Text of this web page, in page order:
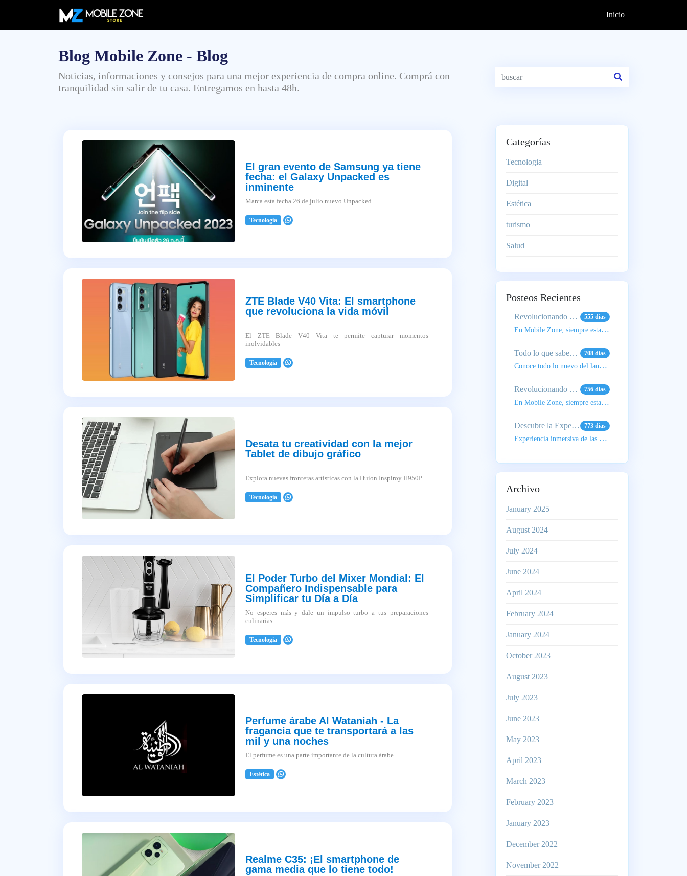
Inicio
Blog Mobile Zone - Blog
Noticias, informaciones y consejos para una mejor experiencia de compra online. Comprá con
tranquilidad sin salir de tu casa. Entregamos en hasta 48h.
El gran evento de Samsung ya tiene
fecha: el Galaxy Unpacked es
inminente
Marca esta fecha 26 de julio nuevo Unpacked
Tecnologia
ZTE Blade V40 Vita: El smartphone
que revoluciona la vida móvil
El ZTE Blade V40 Vita te permite capturar momentos
inolvidables
Tecnologia
Desata tu creatividad con la mejor
Tablet de dibujo gráfico
Explora nuevas fronteras artísticas con la Huion Inspiroy H950P.
Tecnologia
El Poder Turbo del Mixer Mondial: El
Compañero Indispensable para
Simplificar tu Día a Día
No esperes más y dale un impulso turbo a tus preparaciones
culinarias
Tecnologia
Perfume árabe Al Wataniah - La
fragancia que te transportará a las
mil y una noches
El perfume es una parte importante de la cultura árabe.
Estética
Realme C35: ¡El smartphone de
gama media que lo tiene todo!
Categorías
Tecnologia
Digital
Estética
turismo
Salud
Posteos Recientes
Revolucionando el Futuro: La Nueva Inteligencia Artificial de Apple 555 dias
En Mobile Zone, siempre estamos al tanto de las últimas tendencias tecnológicas, y este avance de Ap
Todo lo que sabemos sobre el Lanzamiento del Nuevo iPhone 16 708 dias
Conoce todo lo nuevo del lanzamiento de Apple
Revolucionando el Futuro: La Nueva Inteligencia Artificial de Apple 756 dias
En Mobile Zone, siempre estamos al tanto de las últimas tendencias tecnológicas, y este avance de Ap
Descubre la Experiencia de Sonido Superior del nuevo Lamborghini Huracan 700 TW 773 dias
Experiencia inmersiva de las Lamborghini Huracan Buds
Archivo
January 2025
August 2024
July 2024
June 2024
April 2024
February 2024
January 2024
October 2023
August 2023
July 2023
June 2023
May 2023
April 2023
March 2023
February 2023
January 2023
December 2022
November 2022